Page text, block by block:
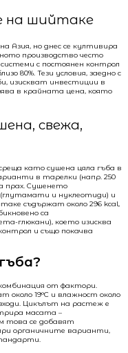
на шийтаке
Азия, но днес се култивира
производство често
с постоянен контрол
80%. Тези условия, заедно с
изискват инвестиции в
в крайната цена, която
свежа,
като сушена цяла гъба в
в тарелки (напр. 250
прах. Сушенето
и нуклеотиди) и
съдържат около 296 kcal,
са
глюкани), което изисква
и също покачва
от фактори.
около 19°C и влажност около
Цикълът на растеж е
масата –
това се добавят
органичните варианти,